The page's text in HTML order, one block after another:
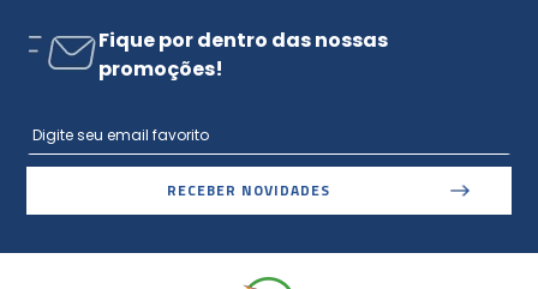
Fique por dentro das nossas
promoções!
RECEBER NOVIDADES